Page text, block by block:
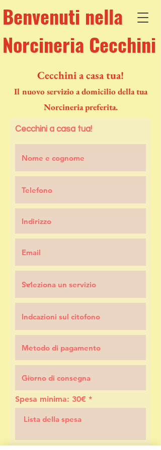
Benvenuti nella
Norcineria Cecchini
Cecchini a casa tua!
Il nuovo servizio a domicilio della tua
Norcineria preferita.
Cecchini a casa tua!
Spesa minima: 30€